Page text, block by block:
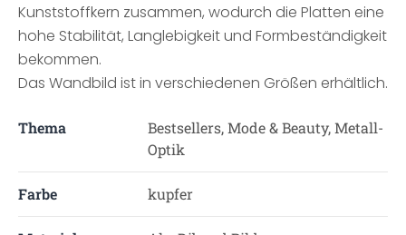
Kunststoffkern zusammen, wodurch die Platten eine
hohe Stabilität, Langlebigkeit und Formbeständigkeit
bekommen.
Das Wandbild ist in verschiedenen Größen erhältlich.
Thema
Bestsellers, Mode & Beauty, Metall-
Optik
Farbe kupfer